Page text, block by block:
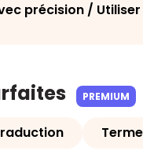
précision /
PREMIUM